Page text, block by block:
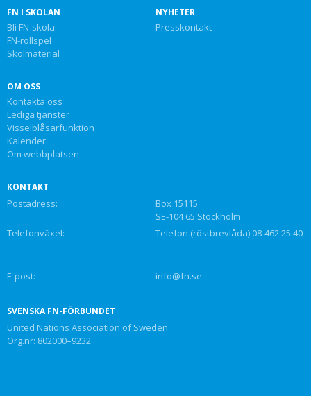
FN I SKOLAN
Bli FN-skola
FN-rollspel
Skolmaterial
NYHETER
Presskontakt
OM OSS
Kontakta oss
Lediga tjänster
Visselblåsarfunktion
Kalender
Om webbplatsen
KONTAKT
Postadress:
Box 15115
SE-104 65 Stockholm
Telefonväxel:
Telefon (röstbrevlåda) 08-462 25 40
E-post: info@fn.se
SVENSKA FN-FÖRBUNDET
United Nations Association of Sweden
Org.nr: 802000–9232